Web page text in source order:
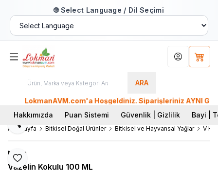
🌐 Select Language / Dil Seçimi
ARA
Hesabım
LokmanAVM.com'a Hoşgeldiniz. Siparişleriniz AYNI GÜN
Hakkımızda
Puan Sistemi Güvenlik | Gizlilik Bayi |
Ana Sayfa Bitkisel Doğal Ürünler Bitkisel ve Hayvansal Yağlar V
Favoriye Ekle
Paylaş
Noche
Vazelin Kokulu 100 ML